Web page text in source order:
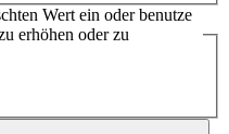
Wert ein oder benutze
erhöhen oder zu